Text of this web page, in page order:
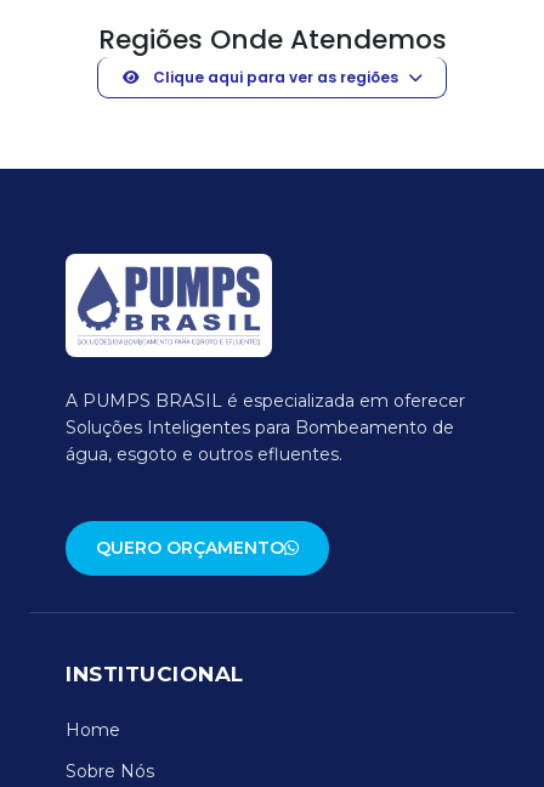
Regiões Onde Atendemos
Clique aqui para ver as regiões
A PUMPS BRASIL é especializada em oferecer
Soluções Inteligentes para Bombeamento de
água, esgoto e outros efluentes.
QUERO ORÇAMENTO
INSTITUCIONAL
Home
Sobre Nós